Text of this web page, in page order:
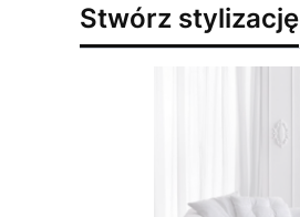
Stwórz stylizację